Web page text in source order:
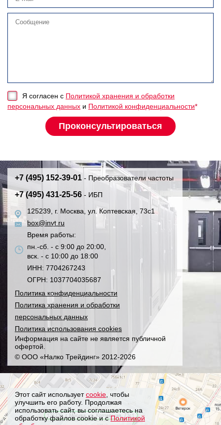
Я согласен с Политикой хранения и обработки
персональных данных и Политикой конфиденциальности*
+7 (495) 152-39-01 - Преобразователи частоты
+7 (495) 431-25-56 - ИБП
125239, г. Москва, ул. Коптевская, 73с1
box@invt.ru
Время работы:
пн.-сб. - с 9:00 до 20:00,
вск. - с 10:00 до 18:00
ИНН: 7704267243
ОГРН: 1037704035687
Политика конфиденциальности
Политика хранения и обработки
персональных данных
Политика использования cookies
Информация на сайте не является публичной
офертой.
© ООО «Налко Трейдинг» 2012-2026
Этот сайт используетcookie , чтобы
улучшить его работу. Продолжая
использовать сайт, вы соглашаетесь на
обработку файлов cookie и сПолитикой